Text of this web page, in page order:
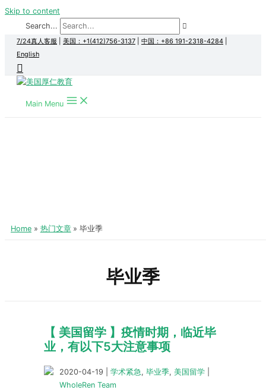
Skip to content
Search...
7/24真人客服 美国：+1(412)756-3137 中国：+86 191-2318-4284
English
Main Menu
Home 热门文章 毕业季
毕业季
【 美国留学 】疫情时期，临近毕
业，有以下5大注意事项
2020-04-19 学术紧急, 毕业季, 美国留学
WholeRen Team